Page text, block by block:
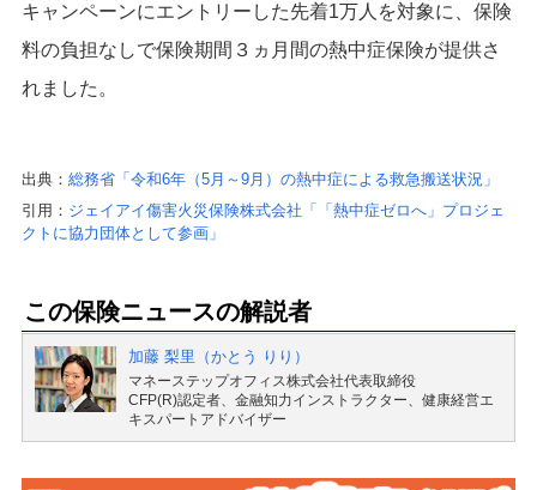
キャンペーンにエントリーした先着1万人を対象に、保険
料の負担なしで保険期間３ヵ月間の熱中症保険が提供さ
れました。
出典： 総務省「令和6年（5月～9月）の熱中症による救急搬送状況」
引用： ジェイアイ傷害火災保険株式会社「「熱中症ゼロへ」プロジェ
クトに協力団体として参画」
この保険ニュースの解説者
加藤 梨里（かとう りり）
マネーステップオフィス株式会社代表取締役
CFP(R)認定者、金融知力インストラクター、健康経営エ
キスパートアドバイザー